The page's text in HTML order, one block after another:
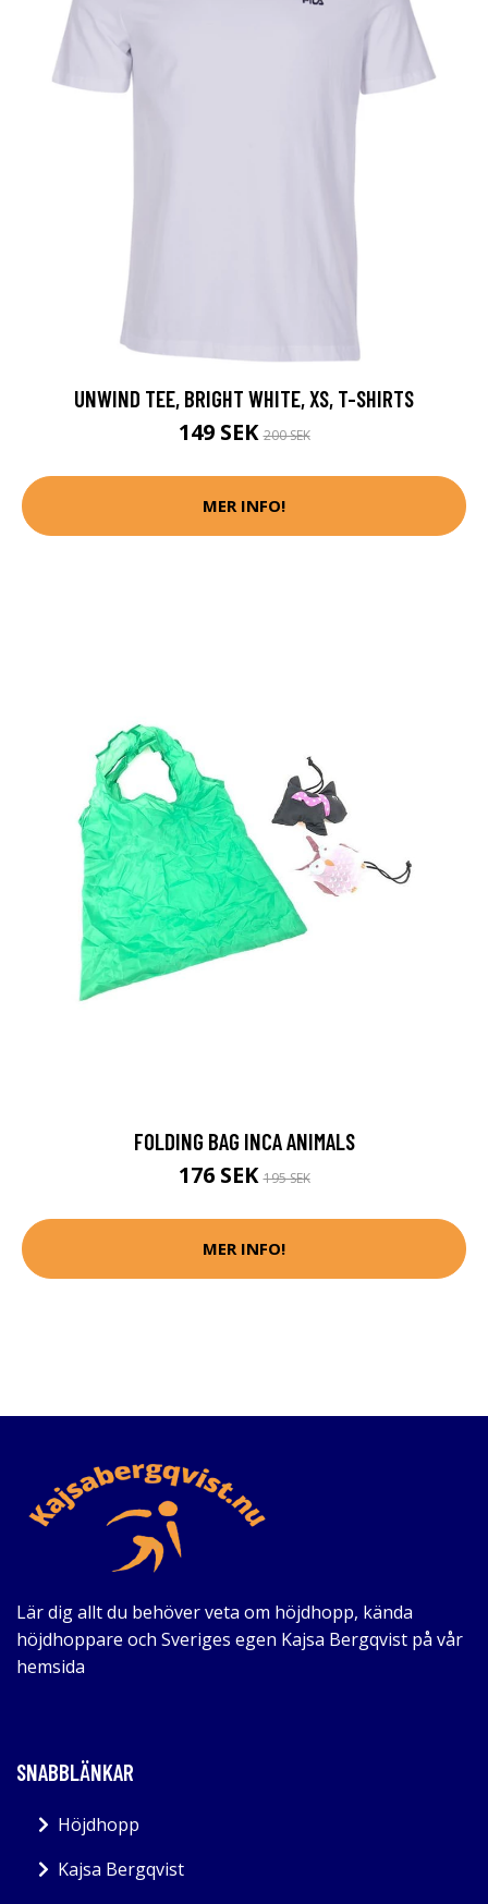
UNWIND TEE, BRIGHT WHITE, XS, T-SHIRTS
149 SEK200 SEK
MER INFO!
FOLDING BAG INCA ANIMALS
176 SEK195 SEK
MER INFO!
Lär dig allt du behöver veta om höjdhopp, kända
höjdhoppare och Sveriges egen Kajsa Bergqvist på vår
hemsida
SNABBLÄNKAR
Höjdhopp
Kajsa Bergqvist